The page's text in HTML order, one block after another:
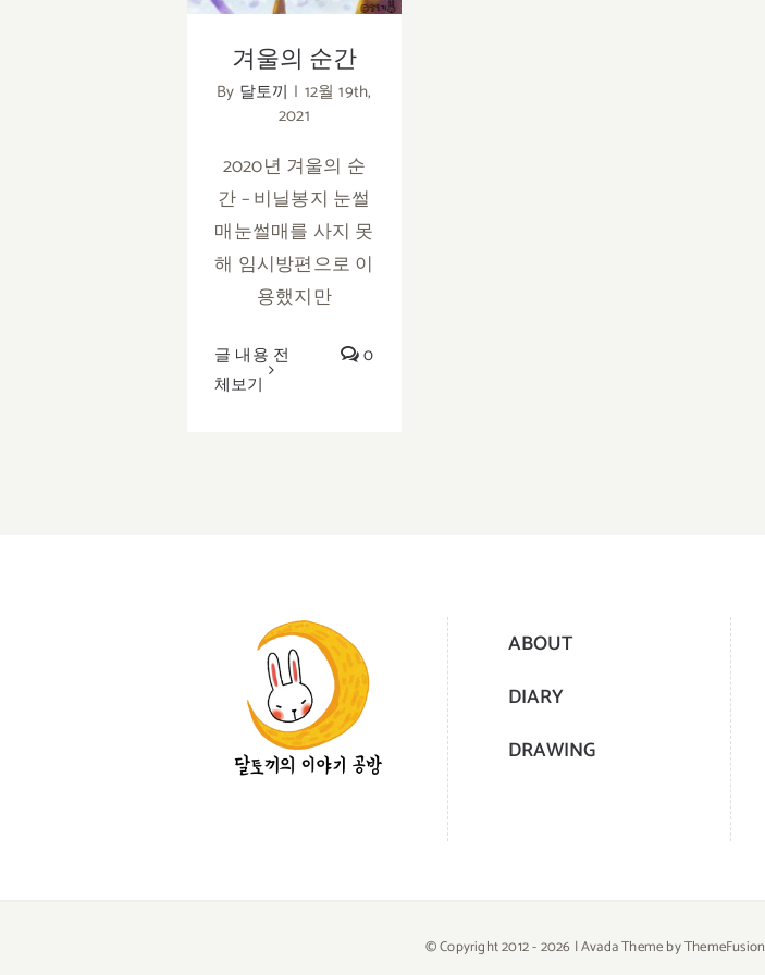
겨울의 순간
By 달토끼 | 12월 19th,
2021
2020년 겨울의 순
간 – 비닐봉지 눈썰
매눈썰매를 사지 못
해 임시방편으로 이
용했지만
글 내용 전
체보기
0
ABOUT
DIARY
DRAWING
© Copyright 2012 -2026 | Avada Theme byThemeFusion